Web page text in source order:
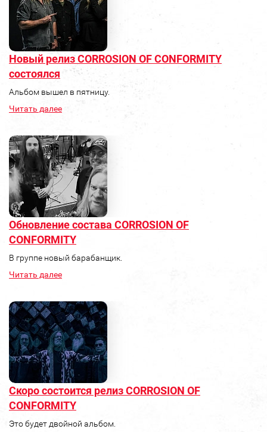
Новый релиз CORROSION OF CONFORMITY
состоялся
Альбом вышел в пятницу.
Читать далее
Обновление состава CORROSION OF
CONFORMITY
В группе новый барабанщик.
Читать далее
Скоро состоится релиз CORROSION OF
CONFORMITY
Это будет двойной альбом.